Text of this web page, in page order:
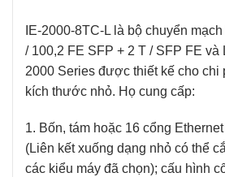
IE-2000-8TC-L là bộ chuyển
/ 100,2 FE SFP + 2 T / SFP FE và
2000 Series được thiết kế cho chi
kích thước nhỏ. Họ cung cấp:
1. Bốn, tám hoặc 16 cổng
(Liên kết xuống dạng nhỏ có thể
các kiểu máy đã chọn); cấu hình